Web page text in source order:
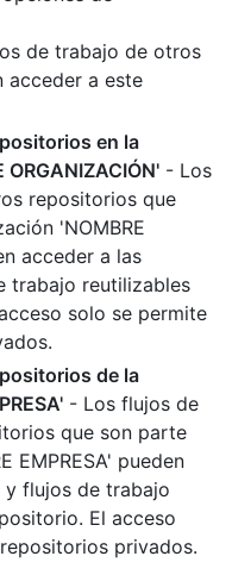
de trabajo de otros
acceder a este
en la
- Los
repositorios que
'NOMBRE
acceder a las
trabajo reutilizables
solo se permite
de la
- Los flujos de
que son parte
EMPRESA' pueden
y flujos de trabajo
El acceso
privados.